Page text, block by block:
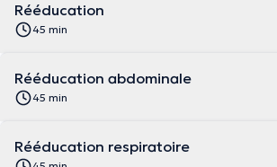
Rééducation
45 min
Rééducation abdominale
45 min
Rééducation respiratoire